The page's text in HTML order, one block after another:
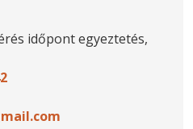
időpont egyeztetés,